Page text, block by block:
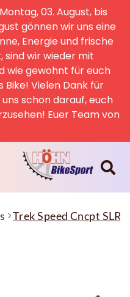
03. August, bis
gönnen wir uns eine
Energie und frische
sind wir wieder mit
wie gewohnt für euch
Vielen Dank für
schon darauf, euch
Euer Team von
Trek Speed Cncpt SLR